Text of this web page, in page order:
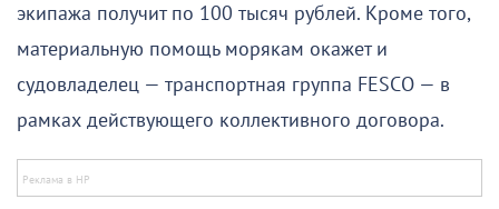
экипажа получит по 100 тысяч рублей. Кроме того,
материальную помощь морякам окажет и
судовладелец — транспортная группа FESCO — в
рамках действующего коллективного договора.